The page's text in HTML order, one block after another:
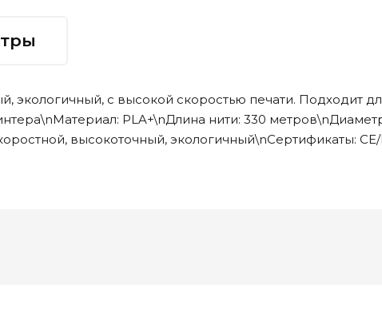
экологичный, с высокой скоростью печати. Подходит
PLA+\nДлина нити: 330
высокоточный, экологичный\nСертификаты: CE/